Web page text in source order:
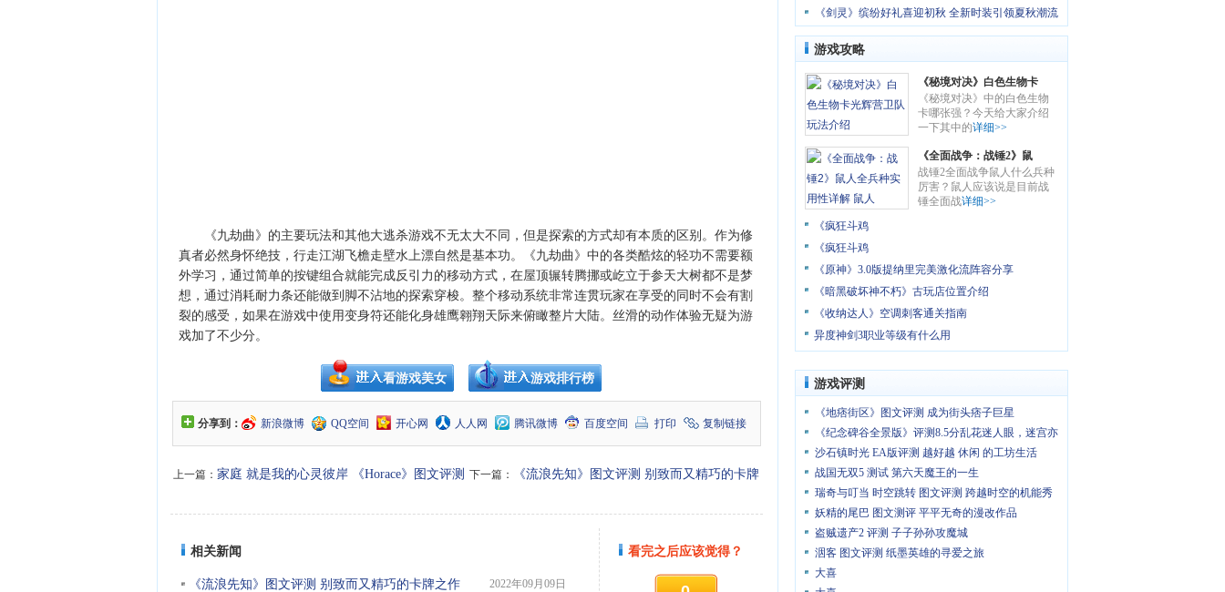
《九劫曲》的主要玩法和其他大逃杀游戏不无太大不同，但是探索的方式却有本质的区别。作为修
真者必然身怀绝技，行走江湖飞檐走壁水上漂自然是基本功。《九劫曲》中的各类酷炫的轻功不需要额
外学习，通过简单的按键组合就能完成反引力的移动方式，在屋顶辗转腾挪或屹立于参天大树都不是梦
想，通过消耗耐力条还能做到脚不沾地的探索穿梭。整个移动系统非常连贯玩家在享受的同时不会有割
裂的感受，如果在游戏中使用变身符还能化身雄鹰翱翔天际来俯瞰整片大陆。丝滑的动作体验无疑为游
戏加了不少分。
看游戏美女 游戏排行榜
分享到： 新浪微博 QQ空间 开心网 人人网 腾讯微博 百度空间 打印 复制链接
上一篇： 家庭 就是我的心灵彼岸 《Horace》图文评测 下一篇：
《流浪先知》图文评测 别致而又精巧的卡牌
相关新闻
《流浪先知》图文评测 别致而又精巧的卡牌之作 2022年09月09日
看完之后应该觉得？
《剑灵》缤纷好礼喜迎初秋 全新时装引领夏秋潮流
游戏攻略
《秘境对决》白色生物卡
光辉营卫队玩法介绍
《秘境对决》中的白色生物
卡哪张强？今天给大家介绍
一下其中的详细>>
《全面战争：战锤2》鼠
人全兵种实用性详解 鼠人
战锤2全面战争鼠人什么兵种
厉害？鼠人应该说是目前战
锤全面战详细>>
《疯狂斗鸡
《疯狂斗鸡
《原神》3.0版提纳里完美激化流阵容分享
《暗黑破坏神不朽》古玩店位置介绍
《收纳达人》空调刺客通关指南
异度神剑3职业等级有什么用
游戏评测
《地痞街区》图文评测 成为街头痞子巨星
《纪念碑谷全景版》评测8.5分乱花迷人眼，迷宫亦
沙石镇时光 EA版评测 越好越 休闲 的工坊生活
战国无双5 测试 第六天魔王的一生
瑞奇与叮当 时空跳转 图文评测 跨越时空的机能秀
妖精的尾巴 图文测评 平平无奇的漫改作品
盗贼遗产2 评测 子子孙孙攻魔城
洇客 图文评测 纸墨英雄的寻爱之旅
大喜